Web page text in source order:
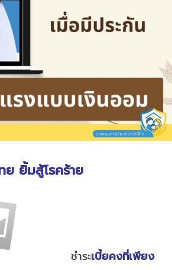
ย ยิ้มสู้โรคร้าย
ชำระเบี้ยคงที่เพียง